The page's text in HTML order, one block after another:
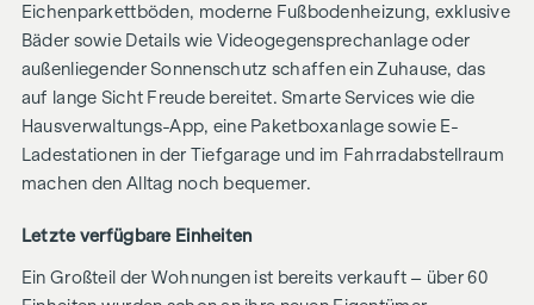
Eichenparkettböden, moderne Fußbodenheizung, exklusive
Bäder sowie Details wie Videogegensprechanlage oder
außenliegender Sonnenschutz schaffen ein Zuhause, das
auf lange Sicht Freude bereitet. Smarte Services wie die
Hausverwaltungs-App, eine Paketboxanlage sowie E-
Ladestationen in der Tiefgarage und im Fahrradabstellraum
machen den Alltag noch bequemer.
Letzte verfügbare Einheiten
Ein Großteil der Wohnungen ist bereits verkauft – über 60